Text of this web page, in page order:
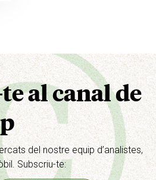
al canal de
del nostre equip d’analistes,
Subscriu-te: